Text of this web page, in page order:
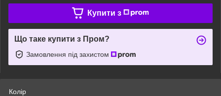
Купити з
Що таке купити з Пром?
Замовлення під захистом
Колір